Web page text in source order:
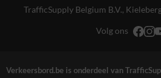
TrafficSupply Belgium B.V.,
Volg ons
Verkeersbord.be is onderdeel van